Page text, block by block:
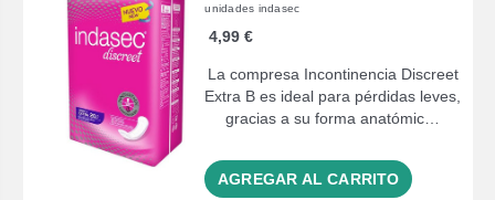
unidades indasec
4,99 €
La compresa Incontinencia Discreet
Extra B es ideal para pérdidas leves,
gracias a su forma anatómic…
AGREGAR AL CARRITO